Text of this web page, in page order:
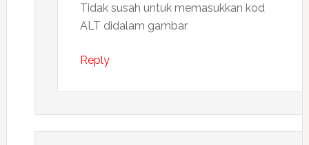
Tidak susah untuk memasukkan kod
ALT didalam gambar
Reply